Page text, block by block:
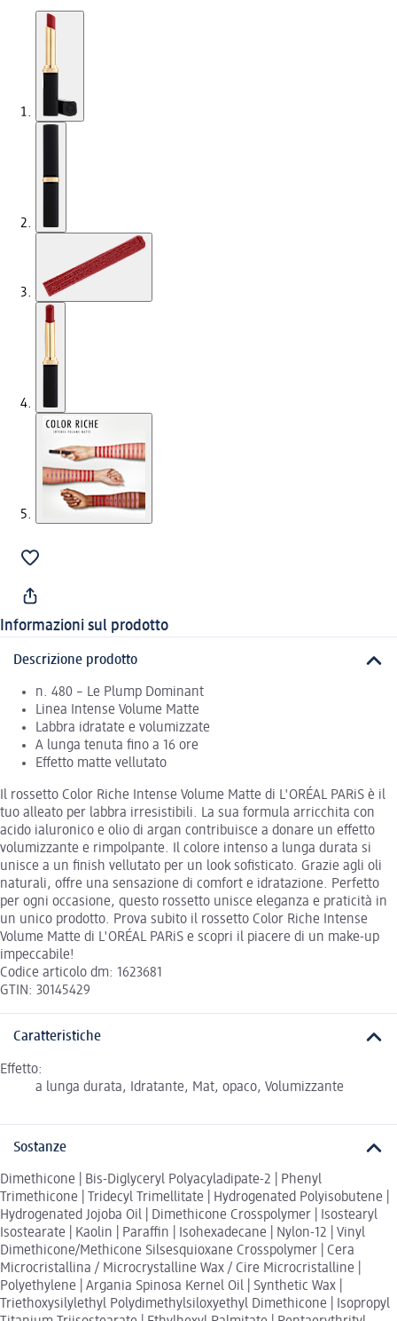
Informazioni sul prodotto
Descrizione prodotto
n. 480 – Le Plump Dominant
Linea Intense Volume Matte
Labbra idratate e volumizzate
A lunga tenuta fino a 16 ore
Effetto matte vellutato
Il rossetto Color Riche Intense Volume Matte di L'ORÉAL PARiS è il
tuo alleato per labbra irresistibili. La sua formula arricchita con
acido ialuronico e olio di argan contribuisce a donare un effetto
volumizzante e rimpolpante. Il colore intenso a lunga durata si
unisce a un finish vellutato per un look sofisticato. Grazie agli oli
naturali, offre una sensazione di comfort e idratazione. Perfetto
per ogni occasione, questo rossetto unisce eleganza e praticità in
un unico prodotto. Prova subito il rossetto Color Riche Intense
Volume Matte di L'ORÉAL PARiS e scopri il piacere di un make-up
impeccabile!
Codice articolo dm: 1623681
GTIN: 30145429
Caratteristiche
Effetto:
a lunga durata, Idratante, Mat, opaco, Volumizzante
Sostanze
Dimethicone | Bis-Diglyceryl Polyacyladipate-2 | Phenyl
Trimethicone | Tridecyl Trimellitate | Hydrogenated Polyisobutene |
Hydrogenated Jojoba Oil | Dimethicone Crosspolymer | Isostearyl
Isostearate | Kaolin | Paraffin | Isohexadecane | Nylon-12 | Vinyl
Dimethicone/Methicone Silsesquioxane Crosspolymer | Cera
Microcristallina / Microcrystalline Wax / Cire Microcristalline |
Polyethylene | Argania Spinosa Kernel Oil | Synthetic Wax |
Triethoxysilylethyl Polydimethylsiloxyethyl Dimethicone | Isopropyl